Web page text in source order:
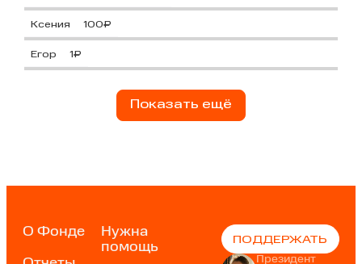
Ксения 100₽
Егор 1₽
Показать ещё
О Фонде
Нужна
помощь
ПОДДЕРЖАТЬ
Президент